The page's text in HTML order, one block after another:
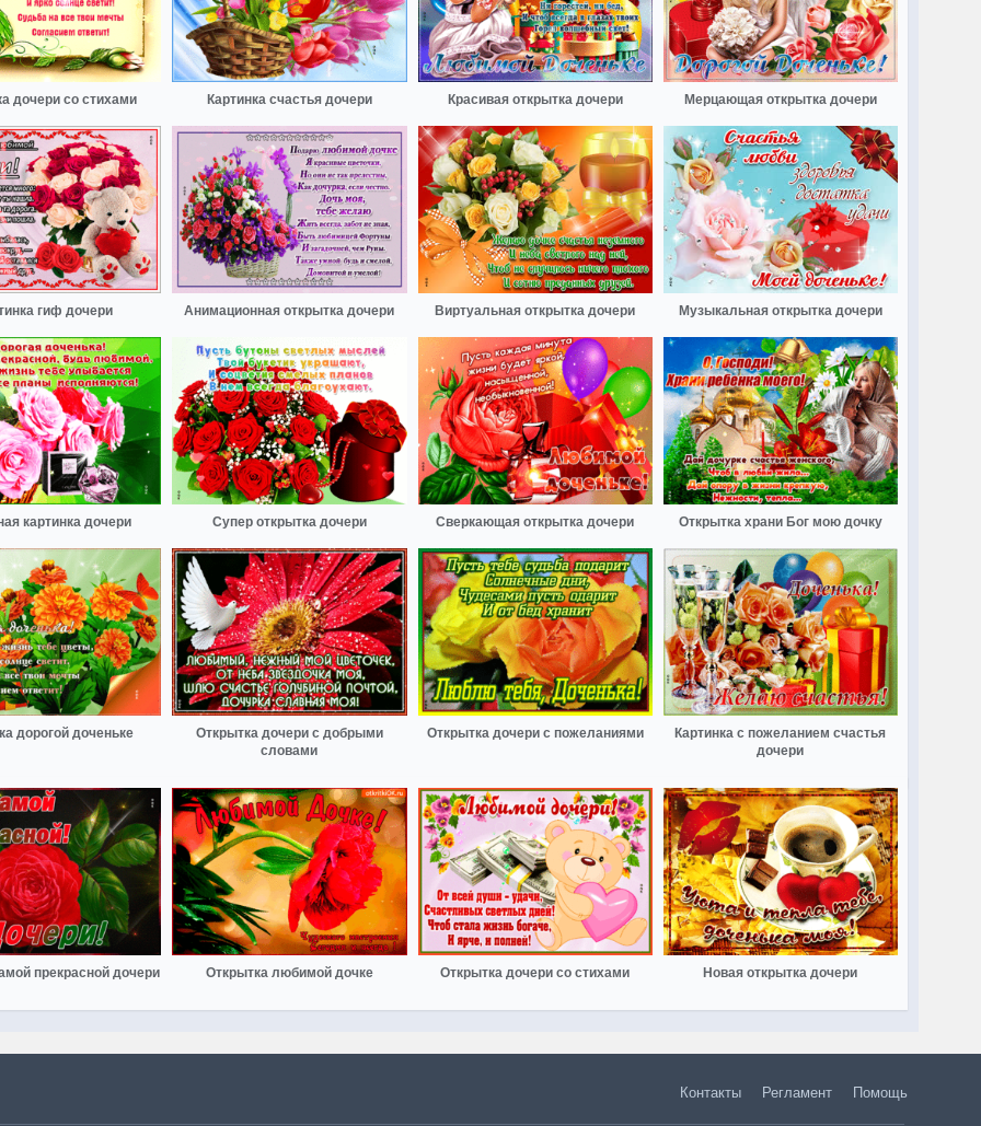
дочери со стихами Картинка счастья дочери Красивая открытка дочери Мерцающая открытка дочери
гиф дочери Анимационная открытка дочери Виртуальная открытка дочери Музыкальная открытка дочери
картинка дочери Супер открытка дочери Сверкающая открытка дочери Открытка храни Бог мою дочку
дорогой доченьке
Открытка дочери с добрыми
словами
Открытка дочери с пожеланиями
Картинка с пожеланием счастья
дочери
прекрасной дочери Открытка любимой дочке Открытка дочери со стихами Новая открытка дочери
Контакты Регламент Помощь